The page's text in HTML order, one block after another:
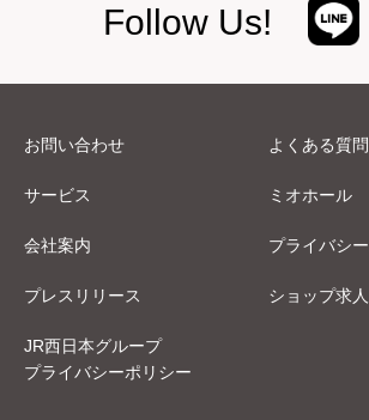
Follow Us!
お問い合わせ よくある質問
サービス ミオホール
会社案内 プライバシ
プレスリリース ショップ求人
JR西日本グループ
プライバシーポリシー